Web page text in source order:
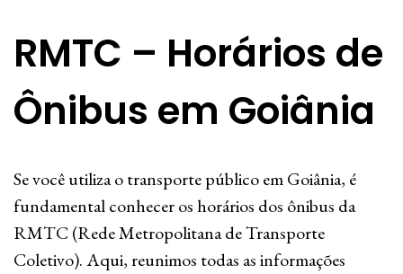
RMTC – Horários de
Ônibus em Goiânia
Se você utiliza o transporte público em Goiânia, é
fundamental conhecer os horários dos ônibus da
RMTC (Rede Metropolitana de Transporte
Coletivo). Aqui, reunimos todas as informações